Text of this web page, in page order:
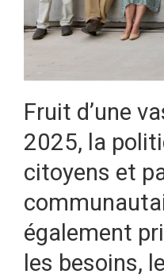
Fruit d’une
2025, la
citoyens et
également
les besoins,